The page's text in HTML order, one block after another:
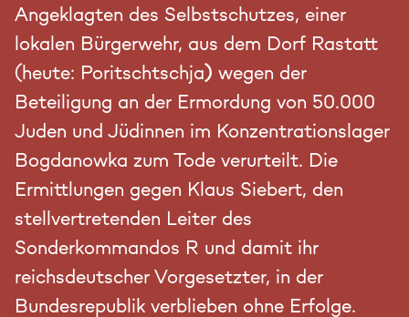
Angeklagten des Selbstschutzes, einer
lokalen Bürgerwehr, aus dem Dorf Rastatt
(heute: Poritschtschja) wegen der
Beteiligung an der Ermordung von 50.000
Juden und Jüdinnen im Konzentrationslager
Bogdanowka zum Tode verurteilt. Die
Ermittlungen gegen Klaus Siebert, den
stellvertretenden Leiter des
Sonderkommandos R und damit ihr
reichsdeutscher Vorgesetzter, in der
Bundesrepublik verblieben ohne Erfolge.